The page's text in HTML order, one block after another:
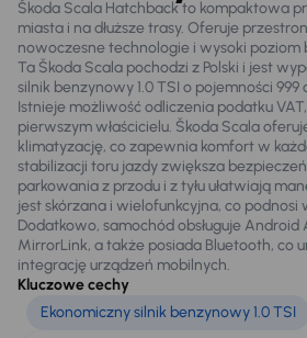
Oryginalne Alufelgi
Światła przeciwmgielne
Extra
Czujnik deszczu
Infotainment
Android Auto
Apple CarPlay
Škoda Scala Hatchback to kompaktowa
miasta i na dłuższe trasy. Oferuje
nowoczesne technologie i wysoki poziom
Ta Škoda Scala pochodzi z Polski i jest
silnik benzynowy 1.0 TSI o pojemności 999
Istnieje możliwość odliczenia podatku
pierwszym właścicielu. Škoda Scala
klimatyzację, co zapewnia komfort w
stabilizacji toru jazdy zwiększa
parkowania z przodu i z tyłu ułatwiają
jest skórzana i wielofunkcyjna, co podnosi
Dodatkowo, samochód obsługuje Android
MirrorLink, a także posiada Bluetooth, co
integrację urządzeń mobilnych.
Kluczowe cechy
Ekonomiczny silnik benzynowy 1.0 TSI